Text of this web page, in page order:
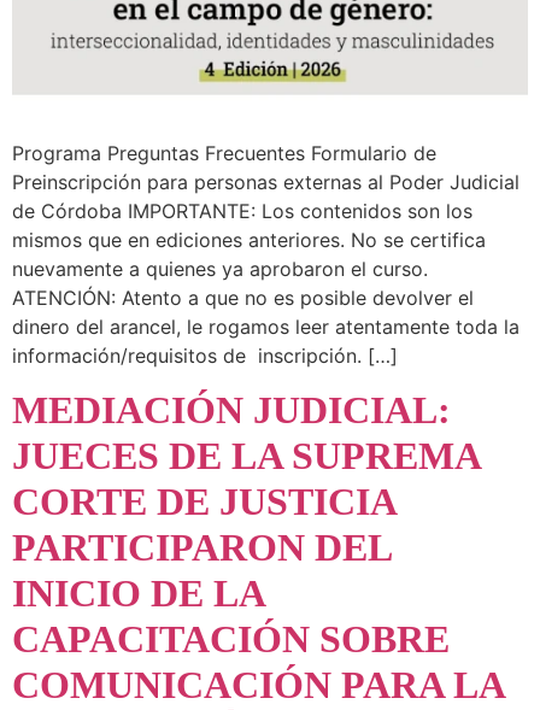
Programa Preguntas Frecuentes Formulario de
Preinscripción para personas externas al Poder Judicial
de Córdoba IMPORTANTE: Los contenidos son los
mismos que en ediciones anteriores. No se certifica
nuevamente a quienes ya aprobaron el curso.
ATENCIÓN: Atento a que no es posible devolver el
dinero del arancel, le rogamos leer atentamente toda la
información/requisitos de inscripción. […]
MEDIACIÓN JUDICIAL:
JUECES DE LA SUPREMA
CORTE DE JUSTICIA
PARTICIPARON DEL
INICIO DE LA
CAPACITACIÓN SOBRE
COMUNICACIÓN PARA LA